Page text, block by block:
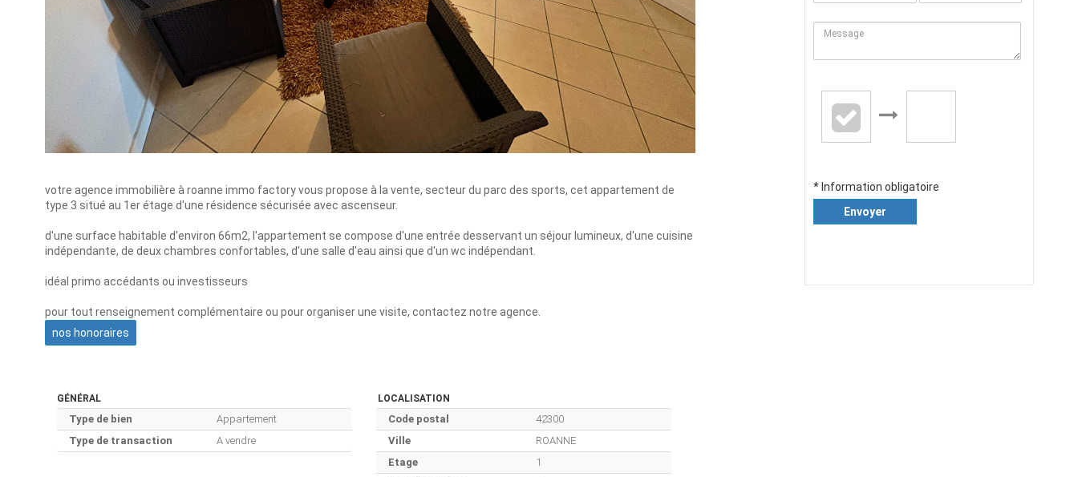
votre agence immobilière à roanne immo factory vous propose à la vente, secteur du parc des sports, cet appartement de
type 3 situé au 1er étage d'une résidence sécurisée avec ascenseur.
d'une surface habitable d'environ 66m2, l'appartement se compose d'une entrée desservant un séjour lumineux, d'une cuisine
indépendante, de deux chambres confortables, d'une salle d'eau ainsi que d'un wc indépendant.
idéal primo accédants ou investisseurs
pour tout renseignement complémentaire ou pour organiser une visite, contactez notre agence.
nos honoraires
GÉNÉRAL
Type de bien
Appartement
Type de transaction
A vendre
LOCALISATION
Code postal
42300
Ville
ROANNE
Etage
1
* Information obligatoire
Envoyer